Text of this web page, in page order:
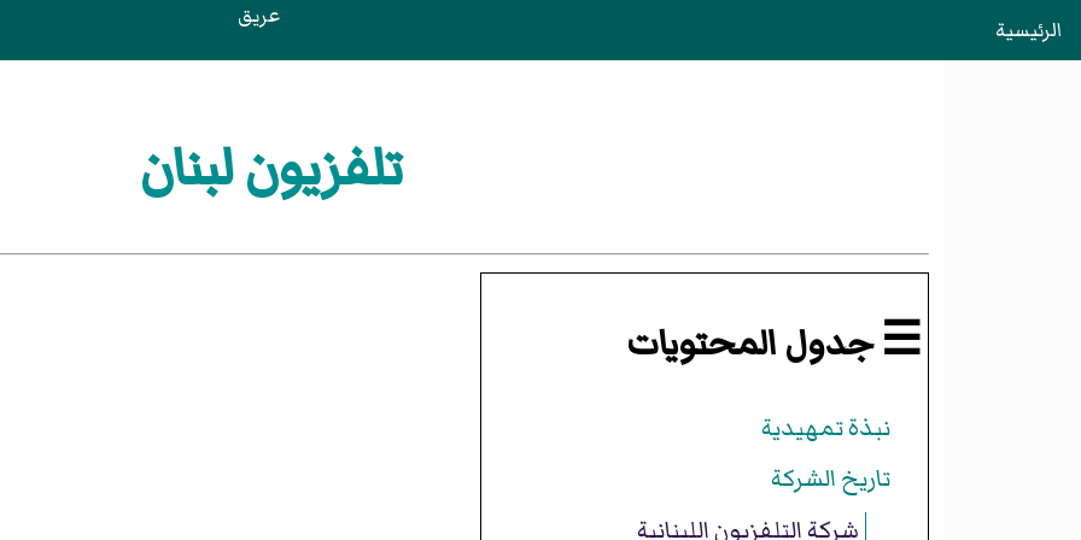
الرئيسية عريق
تلفزيون لبنان
☰ جدول المحتويات
نبذة تمهيدية
تاريخ الشركة
شركة التلفزيون اللبنانية